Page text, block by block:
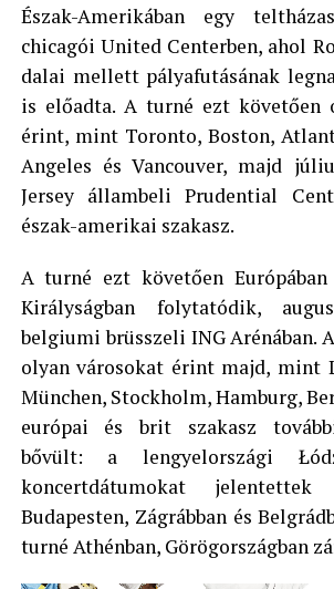
Észak-Amerikában egy
chicagói United Centerben, ahol
dalai mellett pályafutásának
is előadta. A turné ezt követően
érint, mint Toronto, Boston,
Angeles és Vancouver, majd
Jersey állambeli Prudential
észak-amerikai szakasz.
A turné ezt követően
Királyságban folytatódik,
belgiumi brüsszeli ING Arénában.
olyan városokat érint majd, mint
München, Stockholm, Hamburg,
európai és brit szakasz
bővült: a lengyelországi
koncertdátumokat jelentettek
Budapesten, Zágrábban és
turné Athénban, Görögországban